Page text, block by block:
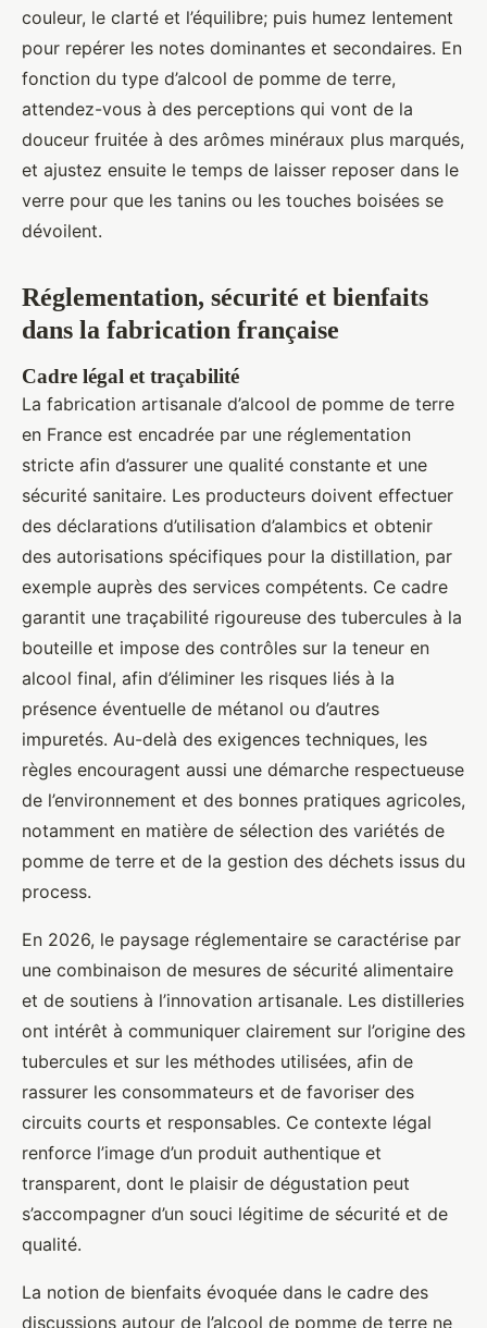
couleur, le clarté et l’équilibre; puis humez lentement
pour repérer les notes dominantes et secondaires. En
fonction du type d’alcool de pomme de terre,
attendez-vous à des perceptions qui vont de la
douceur fruitée à des arômes minéraux plus marqués,
et ajustez ensuite le temps de laisser reposer dans le
verre pour que les tanins ou les touches boisées se
dévoilent.
Réglementation, sécurité et bienfaits
dans la fabrication française
Cadre légal et traçabilité
La fabrication artisanale d’alcool de pomme de terre
en France est encadrée par une réglementation
stricte afin d’assurer une qualité constante et une
sécurité sanitaire. Les producteurs doivent effectuer
des déclarations d’utilisation d’alambics et obtenir
des autorisations spécifiques pour la distillation, par
exemple auprès des services compétents. Ce cadre
garantit une traçabilité rigoureuse des tubercules à la
bouteille et impose des contrôles sur la teneur en
alcool final, afin d’éliminer les risques liés à la
présence éventuelle de métanol ou d’autres
impuretés. Au-delà des exigences techniques, les
règles encouragent aussi une démarche respectueuse
de l’environnement et des bonnes pratiques agricoles,
notamment en matière de sélection des variétés de
pomme de terre et de la gestion des déchets issus du
process.
En 2026, le paysage réglementaire se caractérise par
une combinaison de mesures de sécurité alimentaire
et de soutiens à l’innovation artisanale. Les distilleries
ont intérêt à communiquer clairement sur l’origine des
tubercules et sur les méthodes utilisées, afin de
rassurer les consommateurs et de favoriser des
circuits courts et responsables. Ce contexte légal
renforce l’image d’un produit authentique et
transparent, dont le plaisir de dégustation peut
s’accompagner d’un souci légitime de sécurité et de
qualité.
La notion de bienfaits évoquée dans le cadre des
discussions autour de l’alcool de pomme de terre ne